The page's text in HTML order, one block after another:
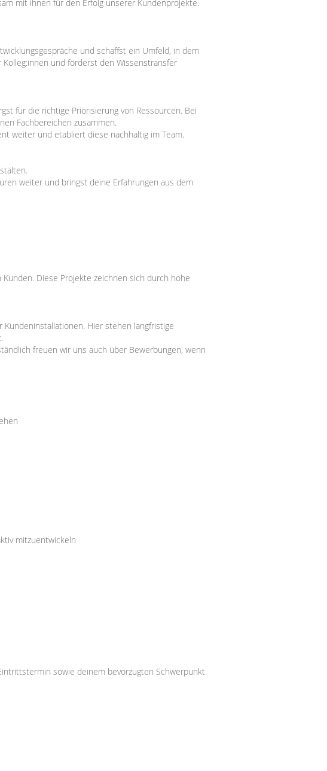
mit ihnen für den Erfolg unserer Kundenprojekte.
und schaffst ein Umfeld, in dem
und förderst den Wissenstransfer
für die richtige Priorisierung von Ressourcen. Bei
Fachbereichen zusammen.
weiter und etabliert diese nachhaltig im Team.
weiter und bringst deine Erfahrungen aus dem
Diese Projekte zeichnen sich durch hohe
Hier stehen langfristige
freuen wir uns auch über Bewerbungen, wenn
mitzuentwickeln
sowie deinem bevorzugten Schwerpunkt